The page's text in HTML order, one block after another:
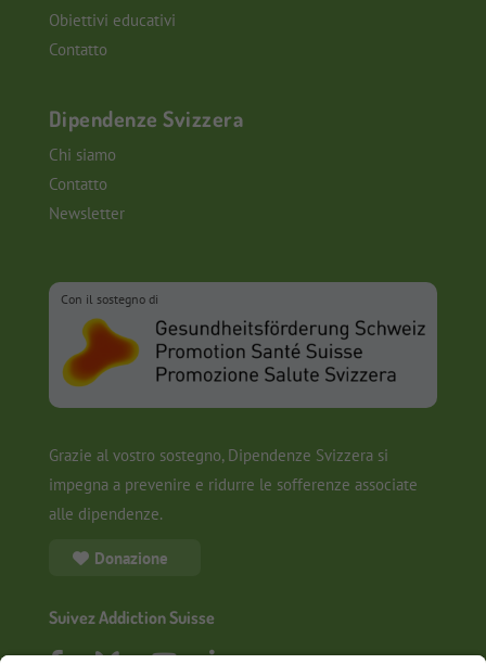
Obiettivi educativi
Contatto
Dipendenze Svizzera
Chi siamo
Contatto
Newsletter
Con il sostegno di
Grazie al vostro sostegno, Dipendenze Svizzera si
impegna a prevenire e ridurre le sofferenze associate
alle dipendenze.
Donazione
Suivez Addiction Suisse